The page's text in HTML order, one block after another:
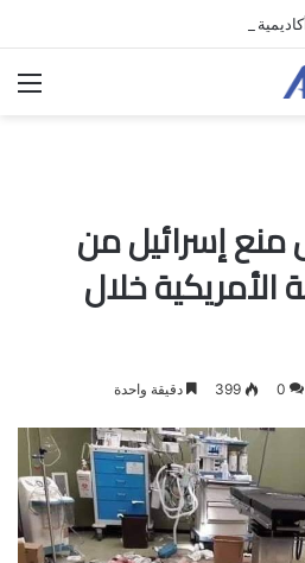
منع إسرائيل من
الأمريكية خلال
0
399 دقيقة واحدة